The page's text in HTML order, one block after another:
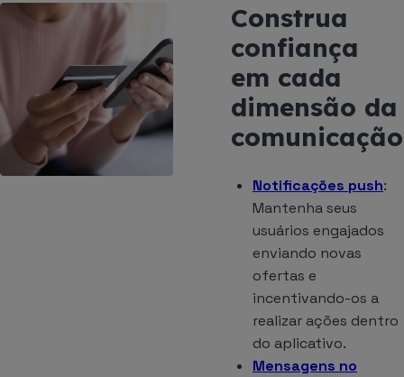
Construa
confiança
em cada
dimensão da
comunicação
Notificações push:
Mantenha seus
usuários engajados
enviando novas
ofertas e
incentivando-os a
realizar ações dentro
do aplicativo.
Mensagens no